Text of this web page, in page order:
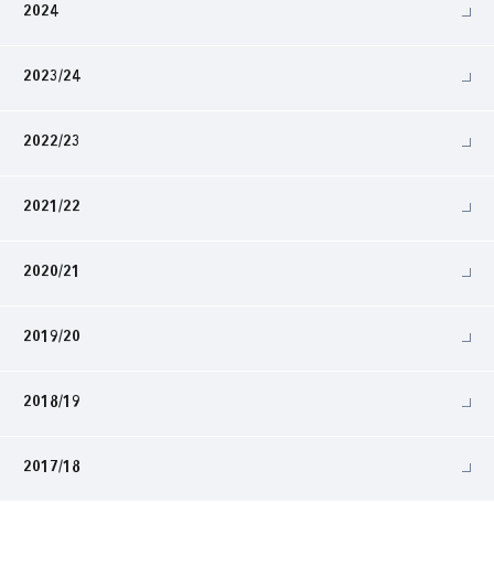
2024
2023/24
2022/23
2021/22
2020/21
2019/20
2018/19
2017/18